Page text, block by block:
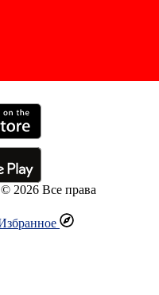
2026 Все права